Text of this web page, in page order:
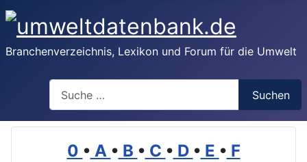
Branchenverzeichnis, Lexikon und Forum für die Umwelt
Suchen
0 • A • B • C • D • E • F